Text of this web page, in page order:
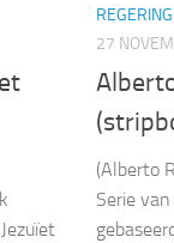
REGERING
27
(Alberto
Serie